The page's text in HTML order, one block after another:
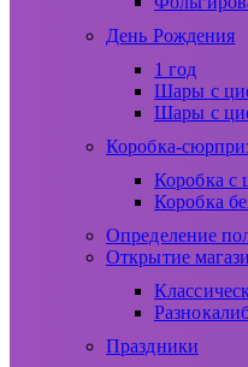
День Рождения
1 год
Шары с
Шары с
Коробка-
Коробка с
Коробка
Определение
Открытие
Праздники